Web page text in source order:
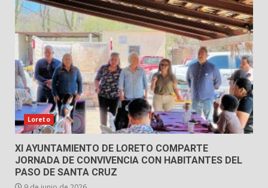
Loreto
XI AYUNTAMIENTO DE LORETO COMPARTE
JORNADA DE CONVIVENCIA CON HABITANTES DEL
PASO DE SANTA CRUZ